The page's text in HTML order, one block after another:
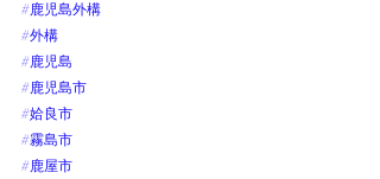
#鹿児島外構
#外構
#鹿児島
#鹿児島市
#姶良市
#霧島市
#鹿屋市